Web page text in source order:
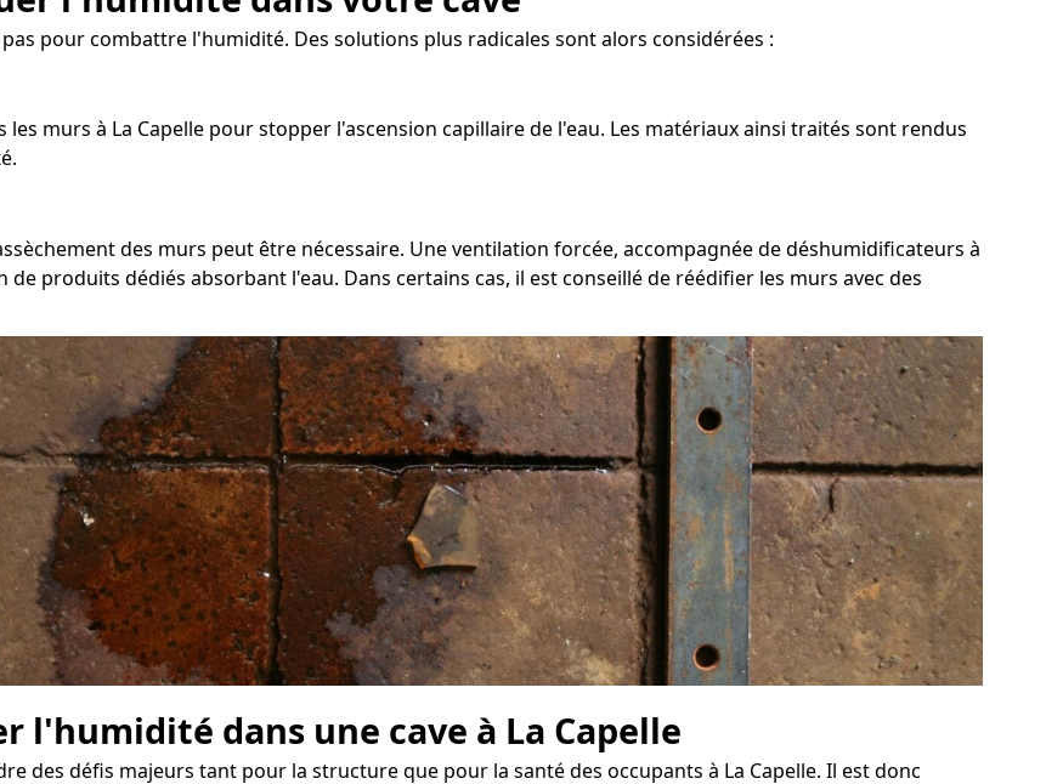
pour combattre l'humidité. Des solutions plus radicales sont alors considérées :
murs à La Capelle pour stopper l'ascension capillaire de l'eau. Les matériaux ainsi traités sont rendus
des murs peut être nécessaire. Une ventilation forcée, accompagnée de déshumidificateurs à
produits dédiés absorbant l'eau. Dans certains cas, il est conseillé de réédifier les murs avec des
l'humidité dans une cave à La Capelle
des défis majeurs tant pour la structure que pour la santé des occupants à La Capelle. Il est donc